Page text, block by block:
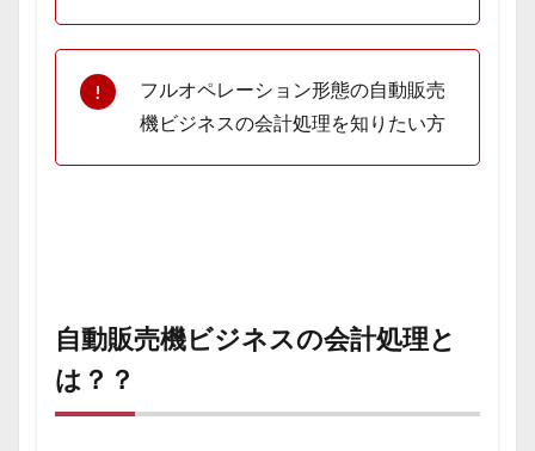
フルオペレーション形態の自動販売
機ビジネスの会計処理を知りたい方
自動販売機ビジネスの会計処理と
は？？